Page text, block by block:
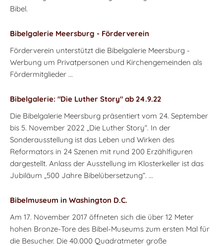
Bibel.
Bibelgalerie Meersburg - Förderverein
Förderverein unterstützt die Bibelgalerie Meersburg -
Werbung um Privatpersonen und Kirchengemeinden als
Fördermitglieder ...
Bibelgalerie: "Die Luther Story" ab 24.9.22
Die Bibelgalerie Meersburg präsentiert vom 24. September
bis 5. November 2022 „Die Luther Story“. In der
Sonderausstellung ist das Leben und Wirken des
Reformators in 24 Szenen mit rund 200 Erzählfiguren
dargestellt. Anlass der Ausstellung im Klosterkeller ist das
Jubiläum „500 Jahre Bibelübersetzung“. ...
Bibelmuseum in Washington D.C.
Am 17. November 2017 öffneten sich die über 12 Meter
hohen Bronze-Tore des Bibel-Museums zum ersten Mal für
die Besucher. Die 40.000 Quadratmeter große